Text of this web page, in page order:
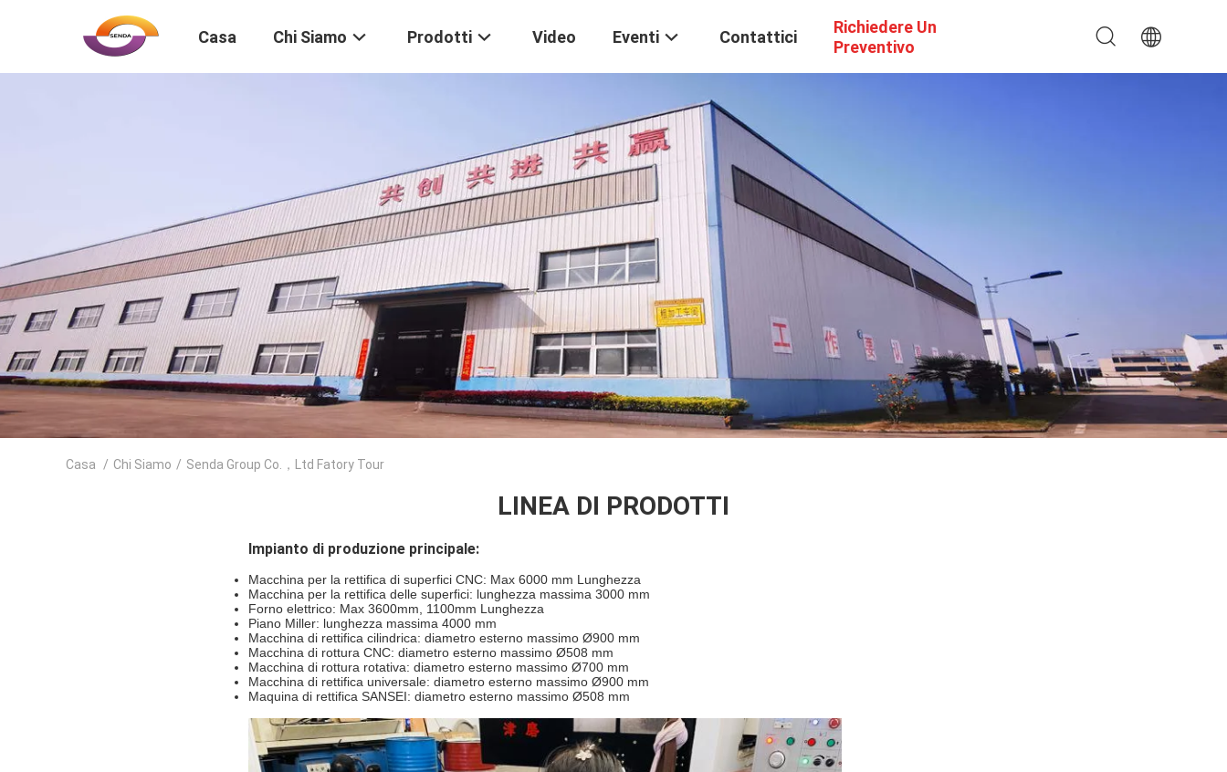
Casa Chi Siamo Prodotti Video Eventi Contattici
Richiedere Un
Preventivo
Casa / Chi Siamo / Senda Group Co.，Ltd Fatory Tour
LINEA DI PRODOTTI
Impianto di produzione principale:
Macchina per la rettifica di superfici CNC: Max 6000 mm Lunghezza
Macchina per la rettifica delle superfici: lunghezza massima 3000 mm
Forno elettrico: Max 3600mm, 1100mm Lunghezza
Piano Miller: lunghezza massima 4000 mm
Macchina di rettifica cilindrica: diametro esterno massimo Ø900 mm
Macchina di rottura CNC: diametro esterno massimo Ø508 mm
Macchina di rottura rotativa: diametro esterno massimo Ø700 mm
Macchina di rettifica universale: diametro esterno massimo Ø900 mm
Maquina di rettifica SANSEI: diametro esterno massimo Ø508 mm